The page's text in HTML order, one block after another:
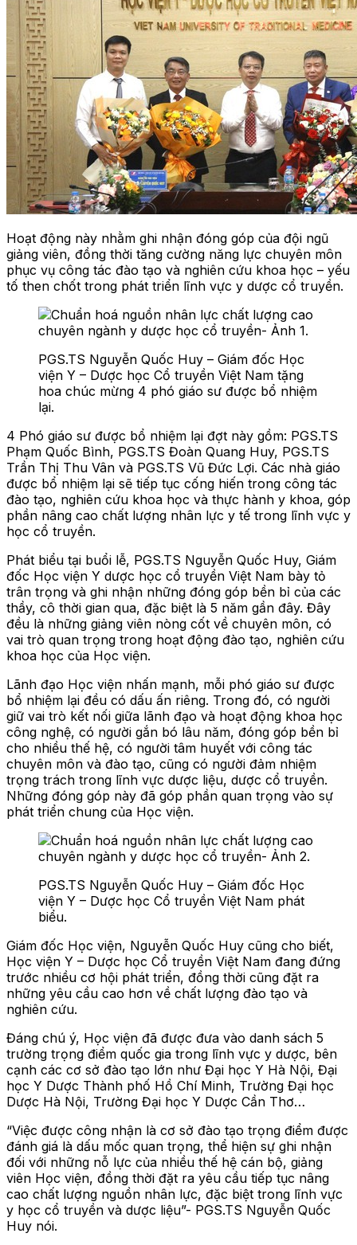
Hoạt động này nhằm ghi nhận đóng góp của đội ngũ
giảng viên, đồng thời tăng cường năng lực chuyên môn
phục vụ công tác đào tạo và nghiên cứu khoa học – yếu
tố then chốt trong phát triển lĩnh vực y dược cổ truyền.
PGS.TS Nguyễn Quốc Huy – Giám đốc Học
viện Y – Dược học Cổ truyền Việt Nam tặng
hoa chúc mừng 4 phó giáo sư được bổ nhiệm
lại.
4 Phó giáo sư được bổ nhiệm lại đợt này gồm: PGS.TS
Phạm Quốc Bình, PGS.TS Đoàn Quang Huy, PGS.TS
Trần Thị Thu Vân và PGS.TS Vũ Đức Lợi. Các nhà giáo
được bổ nhiệm lại sẽ tiếp tục cống hiến trong công tác
đào tạo, nghiên cứu khoa học và thực hành y khoa, góp
phần nâng cao chất lượng nhân lực y tế trong lĩnh vực y
học cổ truyền.
Phát biểu tại buổi lễ, PGS.TS Nguyễn Quốc Huy, Giám
đốc Học viện Y dược học cổ truyền Việt Nam bày tỏ
trân trọng và ghi nhận những đóng góp bền bỉ của các
thầy, cô thời gian qua, đặc biệt là 5 năm gần đây. Đây
đều là những giảng viên nòng cốt về chuyên môn, có
vai trò quan trọng trong hoạt động đào tạo, nghiên cứu
khoa học của Học viện.
Lãnh đạo Học viện nhấn mạnh, mỗi phó giáo sư được
bổ nhiệm lại đều có dấu ấn riêng. Trong đó, có người
giữ vai trò kết nối giữa lãnh đạo và hoạt động khoa học
công nghệ, có người gắn bó lâu năm, đóng góp bền bỉ
cho nhiều thế hệ, có người tâm huyết với công tác
chuyên môn và đào tạo, cũng có người đảm nhiệm
trọng trách trong lĩnh vực dược liệu, dược cổ truyền.
Những đóng góp này đã góp phần quan trọng vào sự
phát triển chung của Học viện.
PGS.TS Nguyễn Quốc Huy – Giám đốc Học
viện Y – Dược học Cổ truyền Việt Nam phát
biểu.
Giám đốc Học viện, Nguyễn Quốc Huy cũng cho biết,
Học viện Y – Dược học Cổ truyền Việt Nam đang đứng
trước nhiều cơ hội phát triển, đồng thời cũng đặt ra
những yêu cầu cao hơn về chất lượng đào tạo và
nghiên cứu.
Đáng chú ý, Học viện đã được đưa vào danh sách 5
trường trọng điểm quốc gia trong lĩnh vực y dược, bên
cạnh các cơ sở đào tạo lớn như Đại học Y Hà Nội, Đại
học Y Dược Thành phố Hồ Chí Minh, Trường Đại học
Dược Hà Nội, Trường Đại học Y Dược Cần Thơ…
“Việc được công nhận là cơ sở đào tạo trọng điểm được
đánh giá là dấu mốc quan trọng, thể hiện sự ghi nhận
đối với những nỗ lực của nhiều thế hệ cán bộ, giảng
viên Học viện, đồng thời đặt ra yêu cầu tiếp tục nâng
cao chất lượng nguồn nhân lực, đặc biệt trong lĩnh vực
y học cổ truyền và dược liệu”- PGS.TS Nguyễn Quốc
Huy nói.